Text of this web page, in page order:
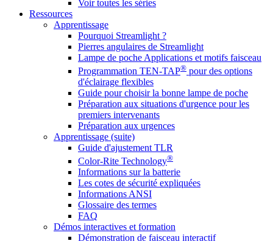
Voir toutes les séries
Ressources
Apprentissage
Pourquoi Streamlight ?
Pierres angulaires de Streamlight
Lampe de poche Applications et motifs faisceau
Programmation TEN-TAP® pour des options
d'éclairage flexibles
Guide pour choisir la bonne lampe de poche
Préparation aux situations d'urgence pour les
premiers intervenants
Préparation aux urgences
Apprentissage (suite)
Guide d'ajustement TLR
Color-Rite Technology®
Informations sur la batterie
Les cotes de sécurité expliquées
Informations ANSI
Glossaire des termes
FAQ
Démos interactives et formation
Démonstration de faisceau interactif